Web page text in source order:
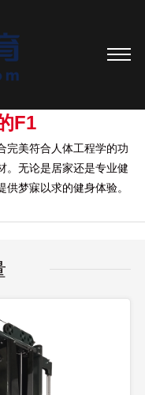
F1
完美符合人体工程学的功
。无论是居家还是专业健
梦寐以求的健身体验。